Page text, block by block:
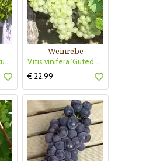
Parthenocissus tricuspidata 'Veitchii'
Weinrebe
Vitis vinifera 'Gutedel Weiß'
€ 22,99